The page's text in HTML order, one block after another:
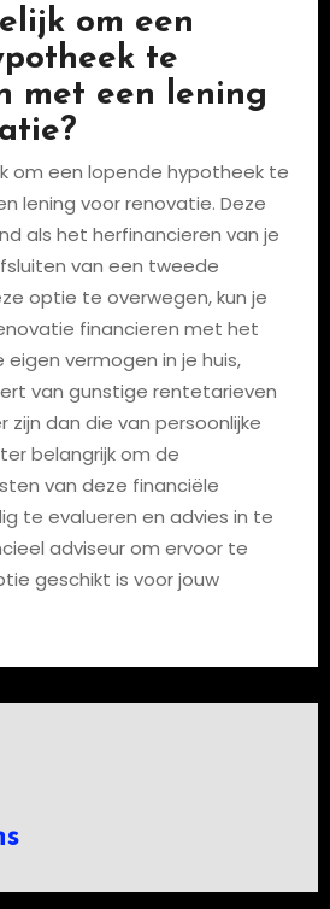
om een
te
met een lening
om een lopende hypotheek te
lening voor renovatie. Deze
als het herfinancieren van je
van een tweede
optie te overwegen, kun je
financieren met het
vermogen in je huis,
van gunstige rentetarieven
zijn dan die van persoonlijke
belangrijk om de
van deze financiële
te evalueren en advies in te
adviseur om ervoor te
geschikt is voor jouw